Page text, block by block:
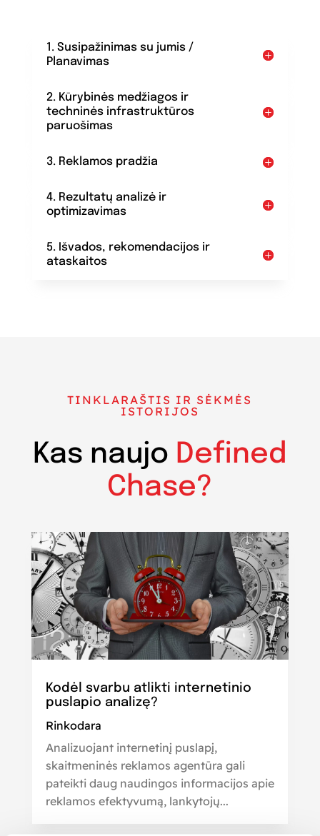
1. Susipažinimas su jumis /
Planavimas
2. Kūrybinės medžiagos ir
techninės infrastruktūros
paruošimas
3. Reklamos pradžia
4. Rezultatų analizė ir
optimizavimas
5. Išvados, rekomendacijos ir
ataskaitos
TINKLARAŠTIS IR SĖKMĖS
ISTORIJOS
Kas naujo Defined
Chase?
Kodėl svarbu atlikti internetinio
puslapio analizę?
Rinkodara
Analizuojant internetinį puslapį,
skaitmeninės reklamos agentūra gali
pateikti daug naudingos informacijos apie
reklamos efektyvumą, lankytojų...